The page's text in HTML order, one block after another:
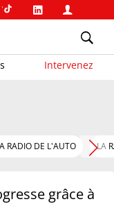
Intervenez
RADIO DE L'AUTO LA
grâce à